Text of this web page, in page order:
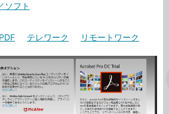
ソフト
PDF テレワーク リモートワーク